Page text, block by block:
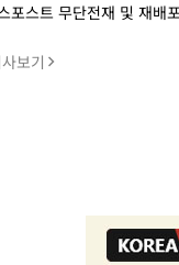
포스트 무단전재 및 재배
보기